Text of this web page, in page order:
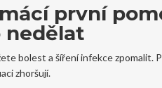
první
nedělat
bolest a šíření infekce zpomalit.
zhoršují.